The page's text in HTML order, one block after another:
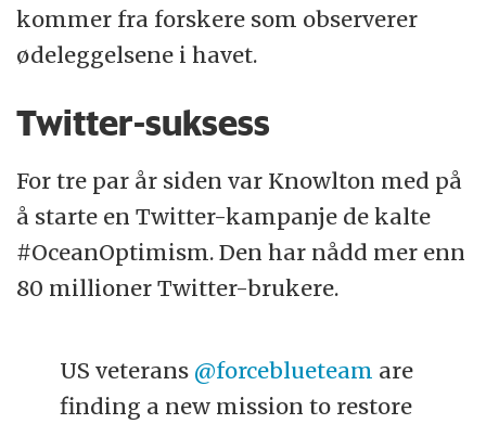
kommer fra forskere som observerer
ødeleggelsene i havet.
Twitter-suksess
For tre par år siden var Knowlton med på
å starte en Twitter-kampanje de kalte
#OceanOptimism. Den har nådd mer enn
80 millioner Twitter-brukere.
US veterans @forceblueteam are
finding a new mission to restore